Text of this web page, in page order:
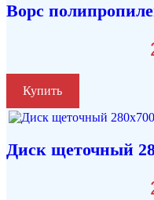
Ворс
Купить
Диск щеточный